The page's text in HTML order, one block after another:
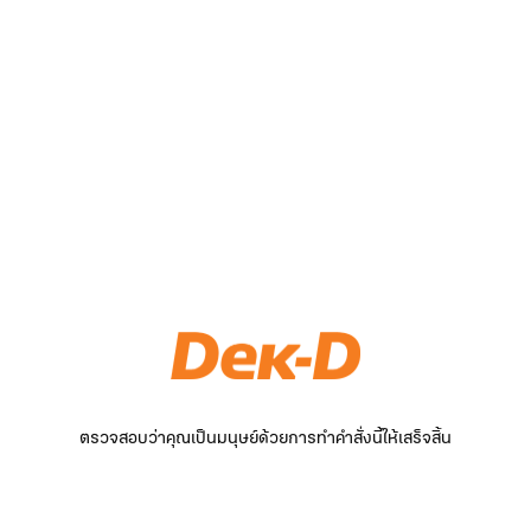
ตรวจสอบว่าคุณเป็นมนุษย์ด้วยการทำคำสั่งนี้ให้เสร็จสิ้น